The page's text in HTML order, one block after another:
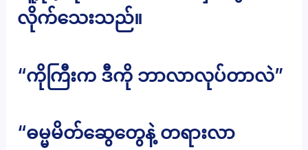
လိုက်သေးသည်။
“ကိုကြီးက ဒီကို ဘာလာလုပ်တာလဲ”
“ဓမ္မမိတ်ဆွေတွေနဲ့ တရားလာ